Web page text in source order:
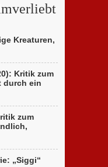
Kreaturen,
Kritik zum
durch ein
zum
„Siggi“